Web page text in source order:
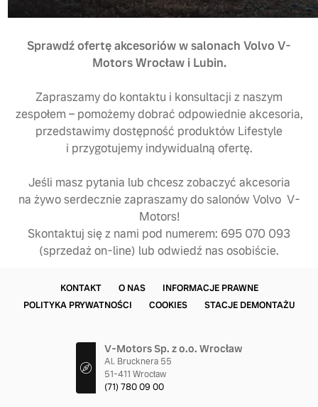
Sprawdź ofertę akcesoriów w salonach Volvo V-
Motors Wrocław i Lubin.
Zapraszamy do kontaktu i konsultacji z naszym
zespołem – pomożemy dobrać odpowiednie akcesoria,
przedstawimy dostępność produktów Lifestyle
i przygotujemy indywidualną ofertę.
Jeśli masz pytania lub chcesz zobaczyć akcesoria
na żywo serdecznie zapraszamy do salonów Volvo V-
Motors!
Skontaktuj się z nami pod numerem: 695 070 093
(sprzedaż on-line) lub odwiedź nas osobiście.
KONTAKT O NAS
INFORMACJE PRAWNE
POLITYKA PRYWATNOŚCI
COOKIES STACJE DEMONTAŻU
V-Motors Sp. z o.o. Wrocław
Al. Brucknera 55
51-411 Wrocław
(71) 780 09 00